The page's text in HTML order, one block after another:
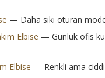
— Daha sıkı oturan
Elbise — Günlük ofis
Elbise — Renkli ama